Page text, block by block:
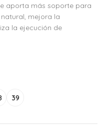
aporta más soporte para
mejora la
la ejecución de
39